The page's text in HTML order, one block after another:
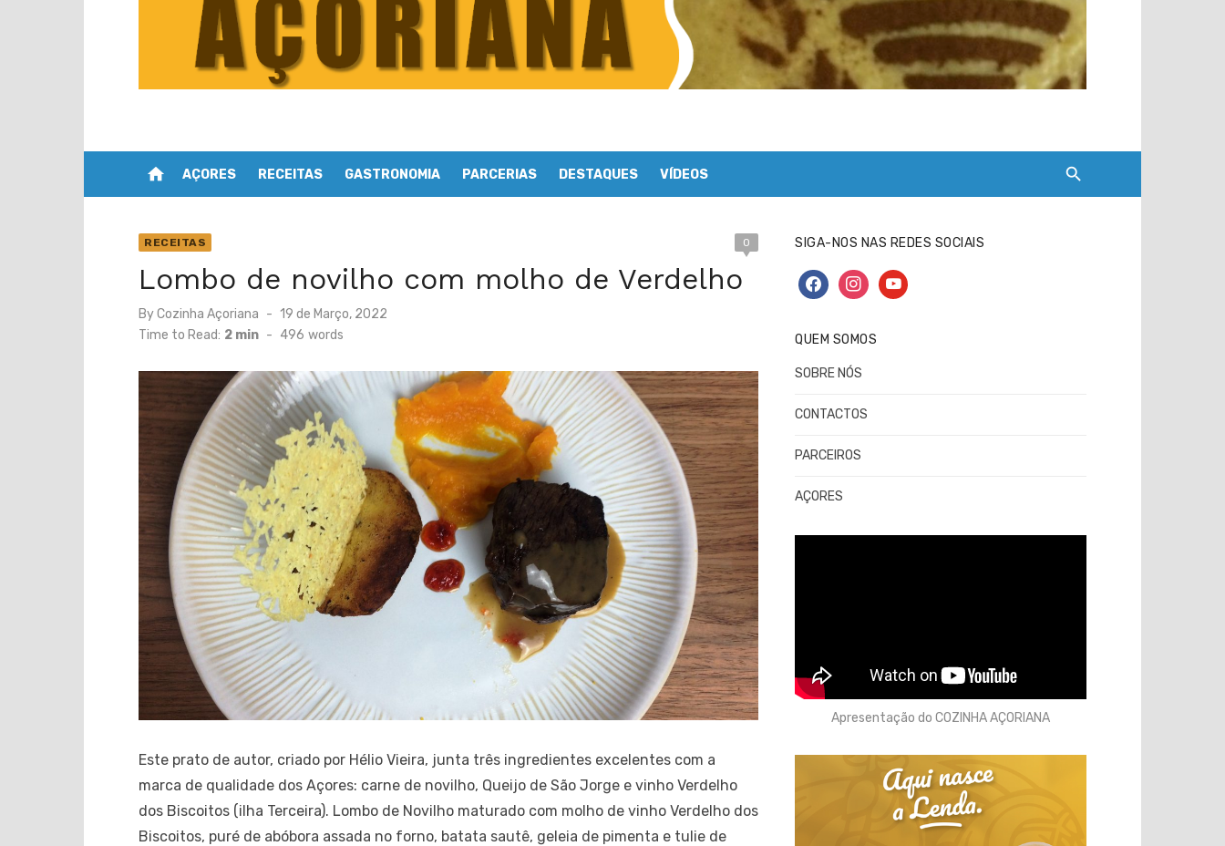
home AÇORES RECEITAS GASTRONOMIA PARCERIAS DESTAQUES VÍDEOS
RECEITAS 0
Lombo de novilho com molho de Verdelho
ByCozinha Açoriana
Posted
on
19 de Março, 2022
Time to Read: 2 min - 496 words
Este prato de autor, criado por Hélio Vieira, junta três ingredientes excelentes com a
marca de qualidade dos Açores: carne de novilho, Queijo de São Jorge e vinho Verdelho
dos Biscoitos (ilha Terceira). Lombo de Novilho maturado com molho de vinho Verdelho dos
Biscoitos, puré de abóbora assada no forno, batata sautê, geleia de pimenta e tulie de
SIGA-NOS NAS REDES SOCIAIS
facebookinstagramyoutube
QUEM SOMOS
SOBRE NÓS
CONTACTOS
PARCEIROS
AÇORES
Apresentação do COZINHA AÇORIANA